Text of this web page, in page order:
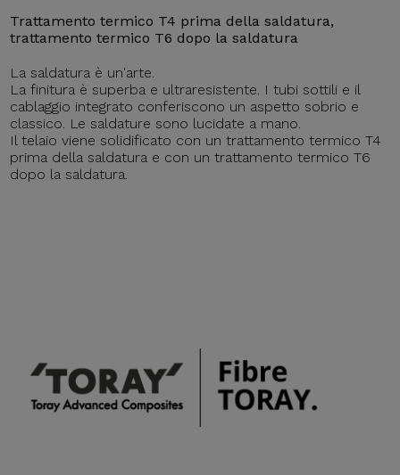
Trattamento termico T4 prima della saldatura,
trattamento termico T6 dopo la saldatura
La saldatura è un'arte.
La finitura è superba e ultraresistente. I tubi sottili e il
cablaggio integrato conferiscono un aspetto sobrio e
classico. Le saldature sono lucidate a mano.
Il telaio viene solidificato con un trattamento termico T4
prima della saldatura e con un trattamento termico T6
dopo la saldatura.